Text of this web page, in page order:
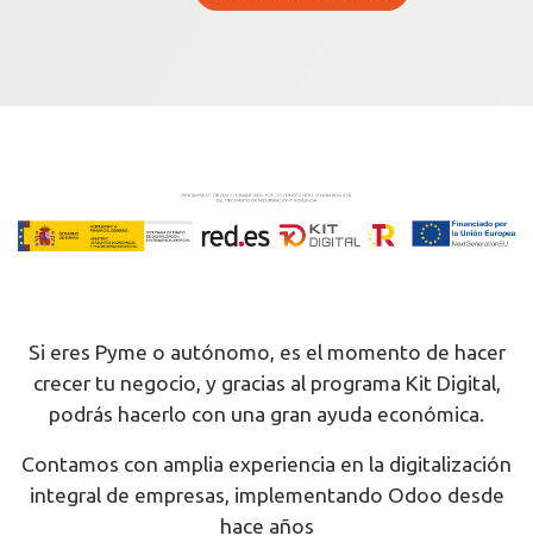
Si eres Pyme o autónomo, es el momento de hacer
crecer tu negocio, y gracias al programa Kit Digital,
podrás hacerlo con una gran ayuda económica.
Contamos con amplia experiencia en la digitalización
integral de empresas, implementando Odoo desde
hace años